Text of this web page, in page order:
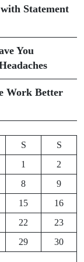
Statement
You
Work Better
S
S
1
2
8
9
15
16
22
23
29
30